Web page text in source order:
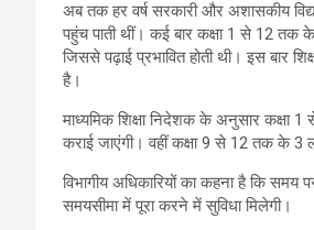
अब तक हर वर्ष सरकारी और अशासकीय
पहुंच पाती थीं। कई बार कक्षा 1 से 12 तक
जिससे पढ़ाई प्रभावित होती थी। इस बार
है।
माध्यमिक शिक्षा निदेशक के अनुसार
कराई जाएंगी। वहीं कक्षा 9 से 12 तक के 3
विभागीय अधिकारियों का कहना है कि
समयसीमा में पूरा करने में सुविधा मिलेगी।